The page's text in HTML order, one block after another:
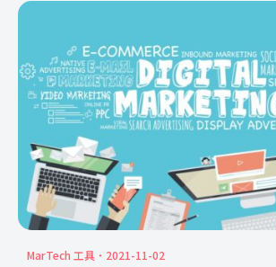
MarTech 工具 2021-11-02